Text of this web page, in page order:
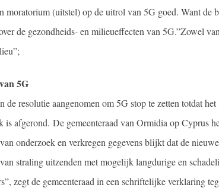
moratorium (uitstel) op de uitrol van 5G goed. Want de
de gezondheids- en milieueffecten van 5G.”Zowel
5G
de resolutie aangenomen om 5G stop te zetten totdat het
is afgerond. De gemeenteraad van Ormidia op Cyprus
onderzoek en verkregen gegevens blijkt dat de
straling uitzenden met mogelijk langdurige en
zegt de gemeenteraad in een schriftelijke verklaring